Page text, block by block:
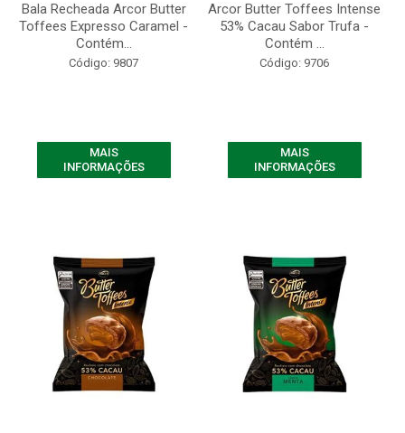
Bala Recheada Arcor Butter
Toffees Expresso Caramel -
Contém...
Código: 9807
MAIS
INFORMAÇÕES
Arcor Butter Toffees Intense
53% Cacau Sabor Trufa -
Contém ...
Código: 9706
MAIS
INFORMAÇÕES